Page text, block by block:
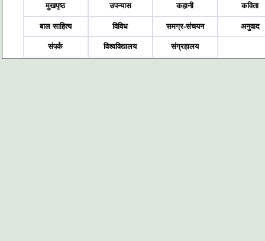
मुखपृष्ठ उपन्यास कहानी कविता
बाल साहित्य विविध समग्र-संचयन अनुवाद
संपर्क विश्वविद्यालय संग्रहालय